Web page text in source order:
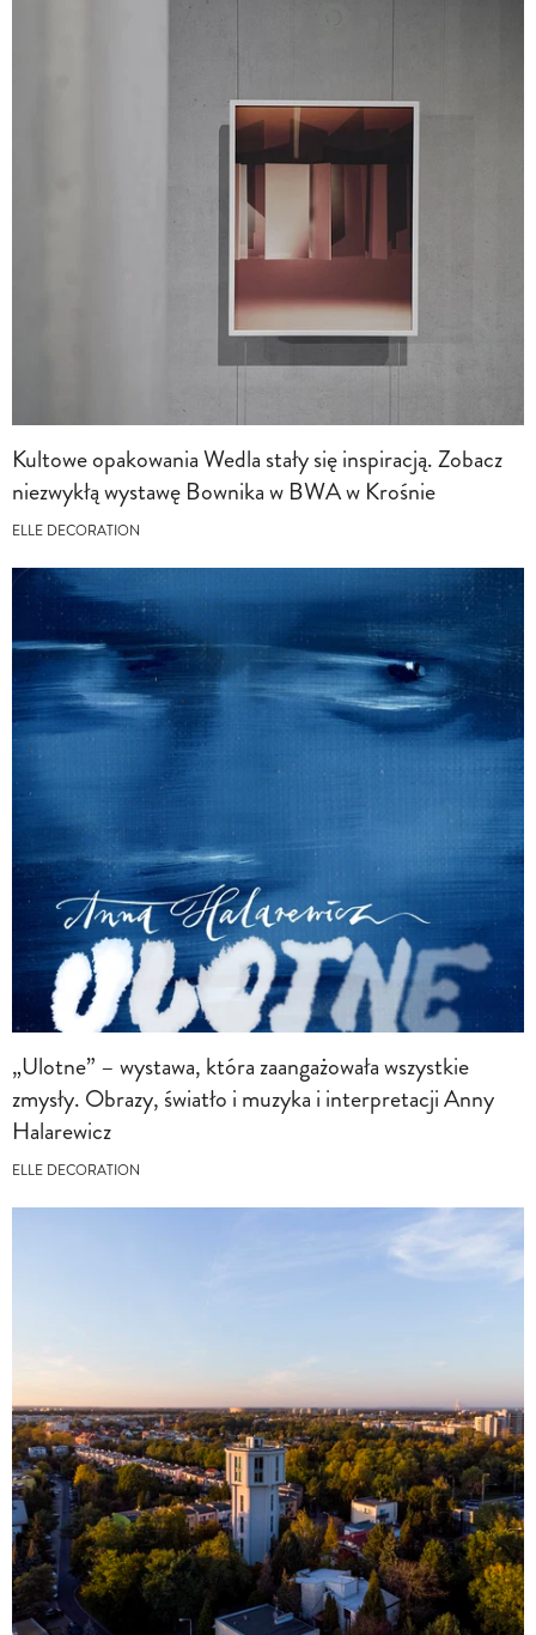
Kultowe opakowania Wedla stały się inspiracją. Zobacz
niezwykłą wystawę Bownika w BWA w Krośnie
ELLE DECORATION
„Ulotne” – wystawa, która zaangażowała wszystkie
zmysły. Obrazy, światło i muzyka i interpretacji Anny
Halarewicz
ELLE DECORATION